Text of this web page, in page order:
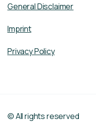
General Disclaimer
Imprint
Privacy Policy
© All rights reserved